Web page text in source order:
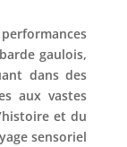
gaulois,
dans des
aux vastes
et du
sensoriel